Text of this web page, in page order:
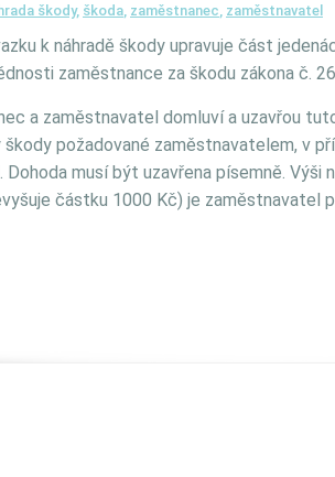
škody, škoda, zaměstnanec, zaměstnavatel
k náhradě škody upravuje část
zaměstnance za škodu zákona č.
a zaměstnavatel domluví a uzavřou
škody požadované zaměstnavatelem, v
Dohoda musí být uzavřena písemně. Výši
částku 1000 Kč) je zaměstnavatel